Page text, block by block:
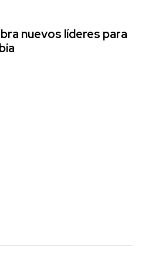
nuevos líderes para